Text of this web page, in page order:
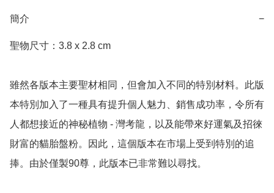
簡介 −
聖物尺寸：3.8 x 2.8 cm
雖然各版本主要聖材相同，但會加入不同的特別材料。此版
本特別加入了一種具有提升個人魅力、銷售成功率，令所有
人都想接近的神秘植物 - 灣考龍，以及能帶來好運氣及招徠
財富的貓胎盤粉。因此，這個版本在市場上受到特別的追
捧。由於僅製90尊，此版本已非常難以尋找。